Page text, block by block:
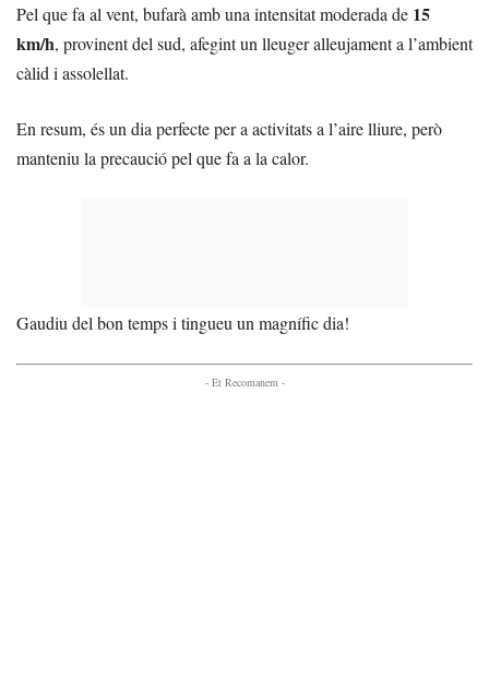
Pel que fa al vent, bufarà amb una intensitat moderada de 15
km/h, provinent del sud, afegint un lleuger alleujament a l’ambient
càlid i assolellat.
En resum, és un dia perfecte per a activitats a l’aire lliure, però
manteniu la precaució pel que fa a la calor.
Gaudiu del bon temps i tingueu un magnífic dia!
- Et Recomanem -